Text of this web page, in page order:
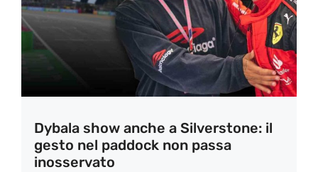
Dybala show anche a Silverstone: il
gesto nel paddock non passa
inosservato